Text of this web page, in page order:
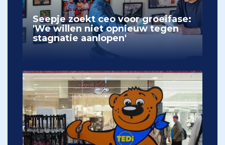
Seepje zoekt ceo voor groeifase:
'We willen niet opnieuw tegen
stagnatie aanlopen'